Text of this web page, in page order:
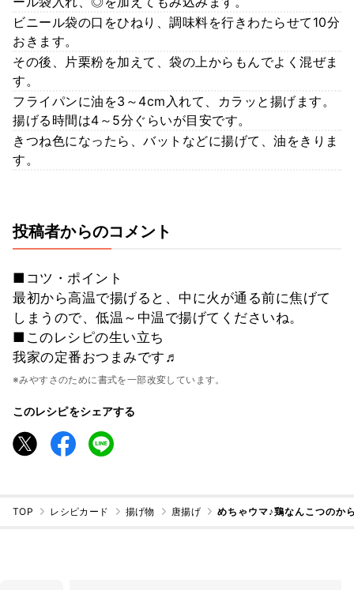
ビニール袋の口をひねり、調味料を行きわたらせて10分
おきます。
その後、片栗粉を加えて、袋の上からもんでよく混ぜま
す。
フライパンに油を3～4cm入れて、カラッと揚げます。
揚げる時間は4～5分ぐらいが目安です。
きつね色になったら、バットなどに揚げて、油をきりま
す。
投稿者からのコメント
■コツ・ポイント
最初から高温で揚げると、中に火が通る前に焦げて
しまうので、低温～中温で揚げてくださいね。
■このレシピの生い立ち
我家の定番おつまみです♬
※みやすさのために書式を一部改変しています。
このレシピをシェアする
TOP レシピカード 揚げ物 唐揚げ めちゃウマ♪鶏なんこつのか